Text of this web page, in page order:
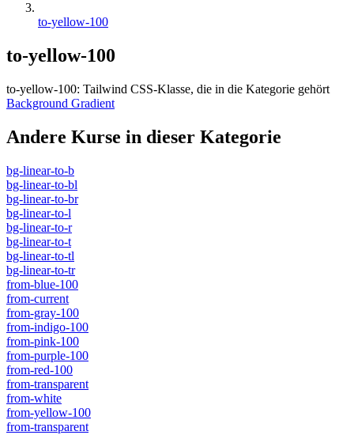
to-yellow-100
to-yellow-100
to-yellow-100: Tailwind CSS-Klasse, die in die Kategorie gehört
Background Gradient
Andere Kurse in dieser Kategorie
bg-linear-to-b
bg-linear-to-bl
bg-linear-to-br
bg-linear-to-l
bg-linear-to-r
bg-linear-to-t
bg-linear-to-tl
bg-linear-to-tr
from-blue-100
from-current
from-gray-100
from-indigo-100
from-pink-100
from-purple-100
from-red-100
from-transparent
from-white
from-yellow-100
from-transparent